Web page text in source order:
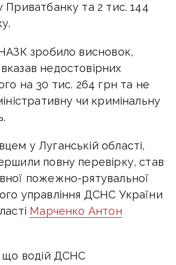
Приватбанку та 2 тис. 144
зробило висновок,
недостовірних
на 30 тис. 264 грн та не
чи кримінальну
у Луганській області,
повну перевірку, став
пожежно-рятувальної
управління ДСНС України
Марченко Антон
що водій ДСНС